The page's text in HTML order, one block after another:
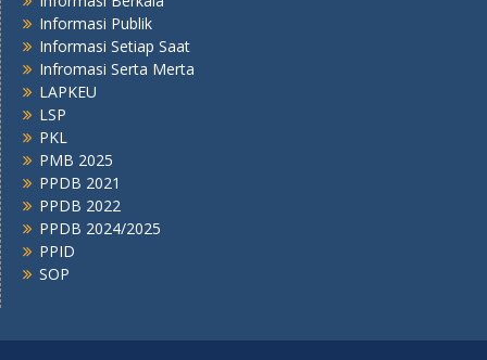
Informasi Publik
Informasi Setiap Saat
Infromasi Serta Merta
LAPKEU
LSP
PKL
PMB 2025
PPDB 2021
PPDB 2022
PPDB 2024/2025
PPID
SOP